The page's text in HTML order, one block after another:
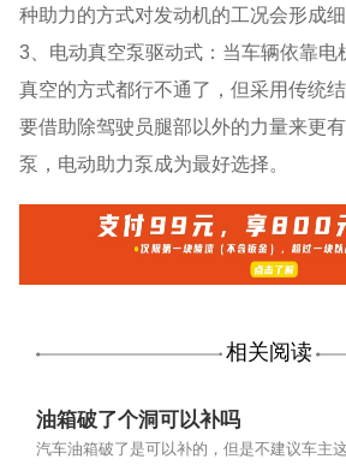
种助力的方式对发动机的工况会形成细
3、电动真空泵驱动式：当车辆依靠电
真空的方式都行不通了，但采用传统
要借助除驾驶员腿部以外的力量来更
泵，电动助力泵成为最好选择。
相关阅读
油箱破了个洞可以补吗
汽车油箱破了是可以补的，但是不建议车主